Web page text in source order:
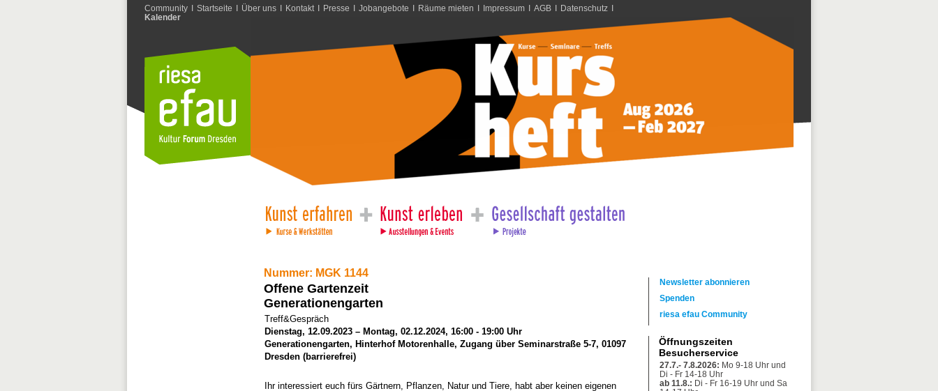
Community I Startseite I Über uns I Kontakt I Presse I Jobangebote I Räume mieten I Impressum I AGB I Datenschutz I
Kalender
Nummer: MGK 1144
Offene Gartenzeit
Generationengarten
Treff&Gespräch
Dienstag, 12.09.2023 – Montag, 02.12.2024, 16:00 - 19:00 Uhr
Generationengarten, Hinterhof Motorenhalle, Zugang über Seminarstraße 5-7, 01097
Dresden (barrierefrei)
Ihr interessiert euch fürs Gärtnern, Pflanzen, Natur und Tiere, habt aber keinen eigenen
Newsletter abonnieren
Spenden
riesa efau Community
Öffnungszeiten
Besucherservice
27.7.- 7.8.2026: Mo 9-18 Uhr und
Di - Fr 14-18 Uhr
ab 11.8.: Di - Fr 16-19 Uhr und Sa